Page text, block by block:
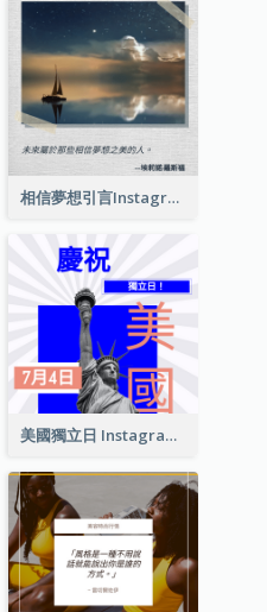
相信夢想引言Instagram帖子
美國獨立日 Instagram 帖子